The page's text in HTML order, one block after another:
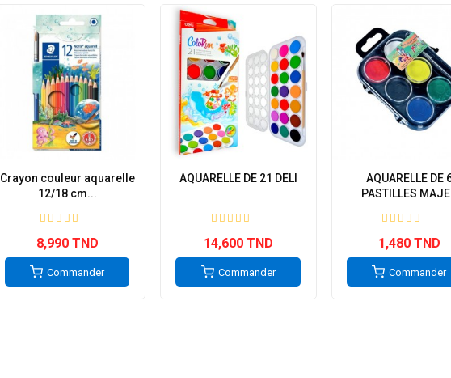
Crayon couleur aquarelle
12/18 cm...
8,990 TND
Commander
AQUARELLE DE 21 DELI
14,600 TND
Commander
AQUARELLE DE
PASTILLES
1,480 TND
Commander